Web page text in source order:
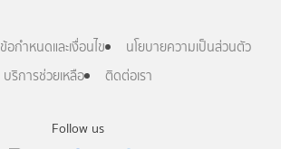
Follow us
ข้อกำหนดและเงื่อนไข
นโยบายความเป็นส่วนตัว
บริการช่วยเหลือ
ติดต่อเรา